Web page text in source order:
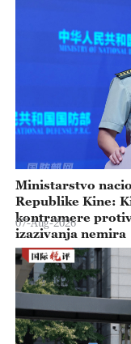
Ministarstvo
Republike Kine:
kontramere
izazivanja nemira
07-Aug-2026